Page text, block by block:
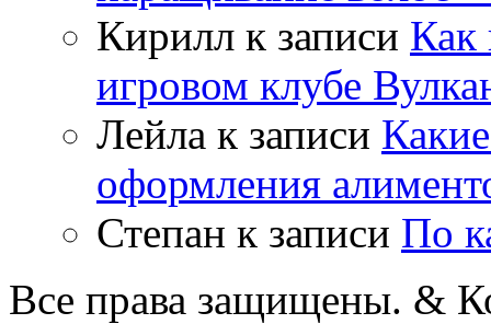
Кирилл к записи Как
игровом клубе
Лейла к записи
оформления
Степан к записи По
Все права защищены. &